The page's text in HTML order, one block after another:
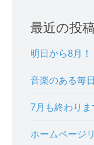
最近の投稿
明日から8月！
音楽のある毎
7月も終わり
ホームページ